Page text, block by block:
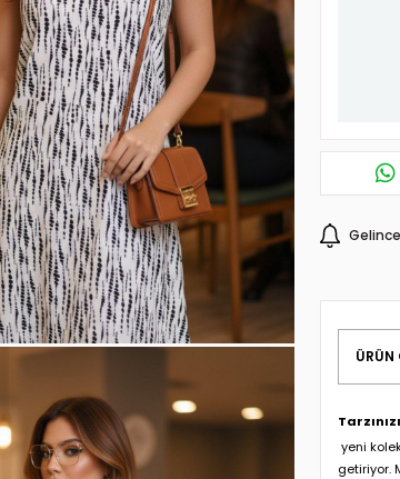
ÜRÜN
yeni
getiriyor.